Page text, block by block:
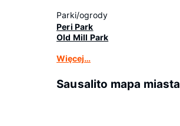
Parki/ogrody
Peri Park
Old Mill Park
Więcej…
Sausalito mapa miasta